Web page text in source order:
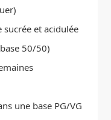
sucrée et acidulée
50/50)
une base PG/VG